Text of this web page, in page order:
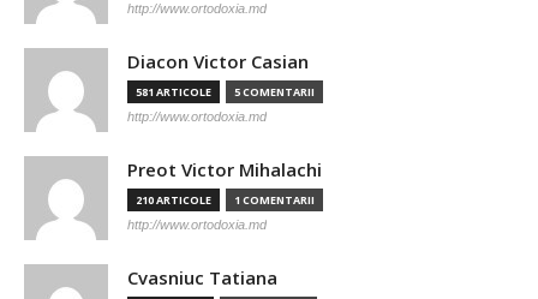
http://www.ortodoxia.md
Diacon Victor Casian
581 ARTICOLE 5 COMENTARII
http://www.ortodoxia.md
Preot Victor Mihalachi
210 ARTICOLE 1 COMENTARII
http://www.ortodoxia.md
Cvasniuc Tatiana